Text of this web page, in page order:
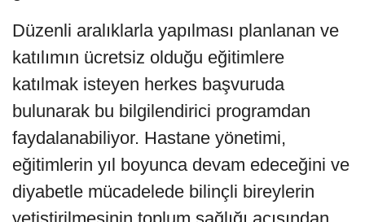
Düzenli aralıklarla yapılması planlanan ve
katılımın ücretsiz olduğu eğitimlere
katılmak isteyen herkes başvuruda
bulunarak bu bilgilendirici programdan
faydalanabiliyor. Hastane yönetimi,
eğitimlerin yıl boyunca devam edeceğini ve
diyabetle mücadelede bilinçli bireylerin